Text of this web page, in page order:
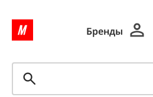
Бренды